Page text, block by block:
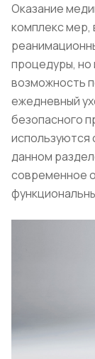
Оказание
комплекс
процедуры, но
возможность
ежедневный
безопасного
используются
данном
современное